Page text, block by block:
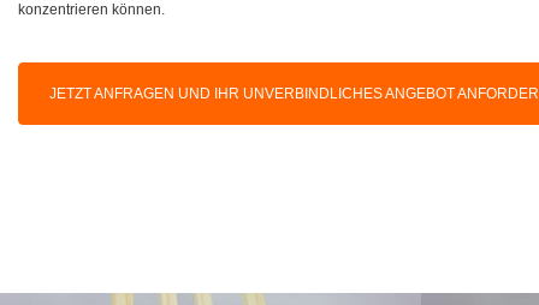
konzentrieren können.
JETZT ANFRAGEN UND IHR UNVERBINDLICHES ANGEBOT